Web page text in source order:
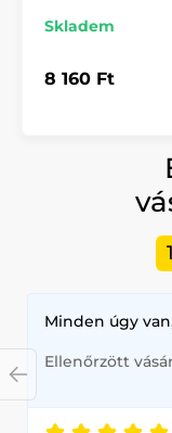
Skladem
8 160 Ft
Minden úgy
Ellenőrzött